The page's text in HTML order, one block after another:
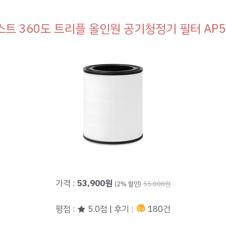
트 360도 트리플 올인원 공기청정기 필터
가격 : 53,900원 (2% 할인) 55,000원
평점 : ★ 5.0점 | 후기 : 180건